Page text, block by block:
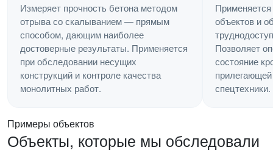
Измеряет прочность бетона методом
отрыва со скалыванием — прямым
способом, дающим наиболее
достоверные результаты. Применяется
при обследовании несущих
конструкций и контроле качества
монолитных работ.
объектов и
Позволяет
состояние
спецтехники.
Примеры объектов
Объекты, которые мы обследовали